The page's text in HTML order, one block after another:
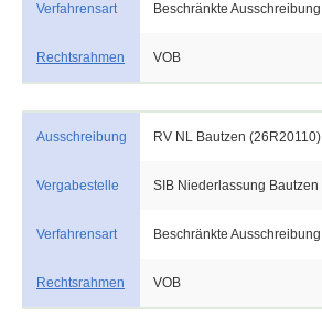
Verfahrensart Beschränkte Ausschreibung
Rechtsrahmen VOB
Ausschreibung RV NL Bautzen (26R20110)
Vergabestelle SIB Niederlassung Bautzen
Verfahrensart Beschränkte Ausschreibung
Rechtsrahmen VOB